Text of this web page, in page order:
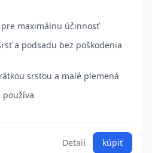
maximálnu účinnosť
a podsadu bez poškodenia
srsťou a malé plemená
používa
Detail kúpiť